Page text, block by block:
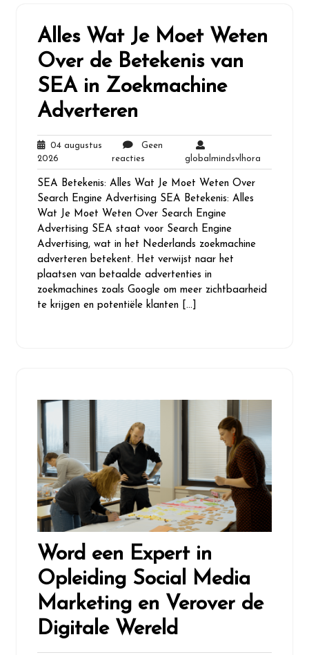
Alles Wat Je Moet Weten
Over de Betekenis van
SEA in Zoekmachine
Adverteren
04 augustus
2026
augustus
2026
Geen
reacties
reacties
globalmindsvlhora
SEA Betekenis: Alles Wat Je Moet Weten Over
Search Engine Advertising SEA Betekenis: Alles
Wat Je Moet Weten Over Search Engine
Advertising SEA staat voor Search Engine
Advertising, wat in het Nederlands zoekmachine
adverteren betekent. Het verwijst naar het
plaatsen van betaalde advertenties in
zoekmachines zoals Google om meer zichtbaarheid
te krijgen en potentiële klanten […]
Word een Expert in
Opleiding Social Media
Marketing en Verover de
Digitale Wereld